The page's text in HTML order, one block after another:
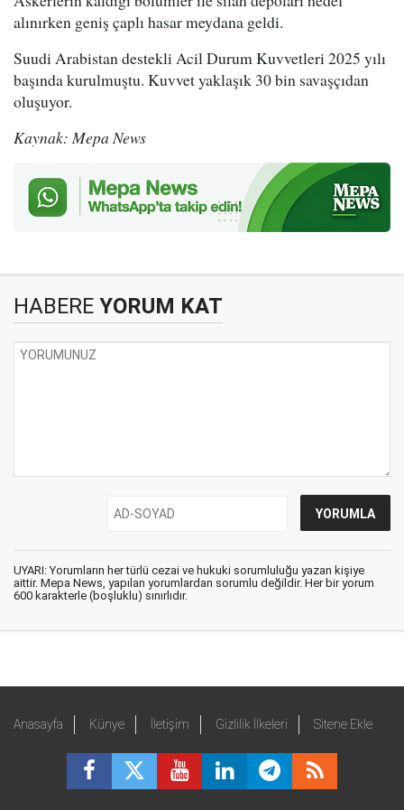
alınırken geniş çaplı hasar meydana geldi.
Suudi Arabistan destekli Acil Durum Kuvvetleri 2025 yılı
başında kurulmuştu. Kuvvet yaklaşık 30 bin savaşçıdan
oluşuyor.
Kaynak: Mepa News
HABERE YORUM KAT
UYARI: Yorumların her türlü cezai ve hukuki sorumluluğu yazan kişiye
aittir. Mepa News, yapılan yorumlardan sorumlu değildir. Her bir yorum
600 karakterle (boşluklu) sınırlıdır.
Anasayfa Künye İletişim Gizlilik İlkeleri Sitene Ekle